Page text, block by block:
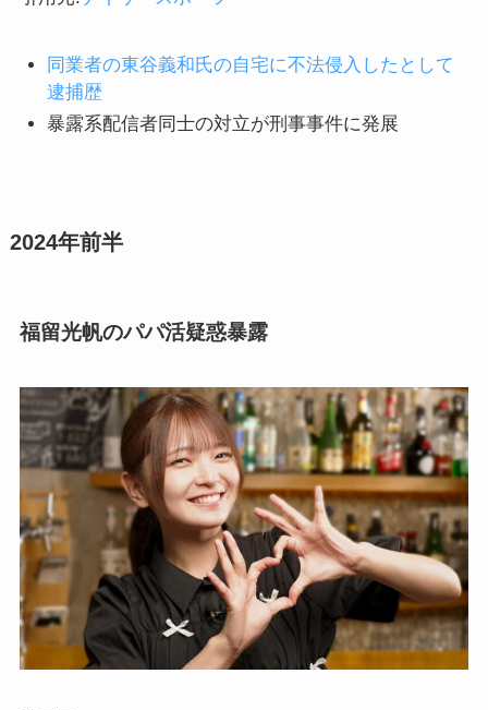
同業者の東谷義和氏の自宅に不法侵入したとして
逮捕歴
暴露系配信者同士の対立が刑事事件に発展
2024年前半
福留光帆のパパ活疑惑暴露